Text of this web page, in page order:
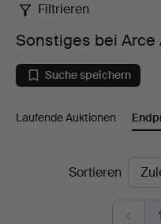
Sonstiges
bei
Arce
Auctions
Filtrieren
Sonstiges bei Arce
Suche speichern
Laufende Auktionen
EndpreiseSortieren